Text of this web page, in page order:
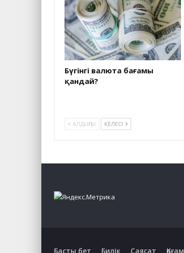
Бүгінгі валюта бағамы
қандай?
АЛДЫҢҒЫ КЕЛЕСІ
Басты бет Билік Саясат Қоғам